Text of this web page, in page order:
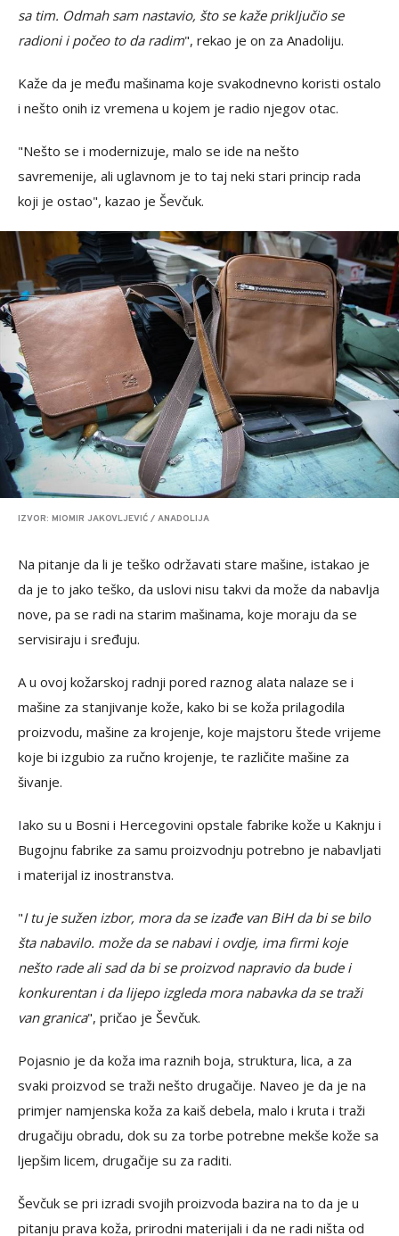
sa tim. Odmah sam nastavio, što se kaže priključio se
radioni i počeo to da radim", rekao je on za Anadoliju.
Kaže da je među mašinama koje svakodnevno koristi ostalo
i nešto onih iz vremena u kojem je radio njegov otac.
"Nešto se i modernizuje, malo se ide na nešto
savremenije, ali uglavnom je to taj neki stari princip rada
koji je ostao", kazao je Ševčuk.
IZVOR: MIOMIR JAKOVLJEVIĆ / ANADOLIJA
Na pitanje da li je teško održavati stare mašine, istakao je
da je to jako teško, da uslovi nisu takvi da može da nabavlja
nove, pa se radi na starim mašinama, koje moraju da se
servisiraju i sređuju.
A u ovoj kožarskoj radnji pored raznog alata nalaze se i
mašine za stanjivanje kože, kako bi se koža prilagodila
proizvodu, mašine za krojenje, koje majstoru štede vrijeme
koje bi izgubio za ručno krojenje, te različite mašine za
šivanje.
Iako su u Bosni i Hercegovini opstale fabrike kože u Kaknju i
Bugojnu fabrike za samu proizvodnju potrebno je nabavljati
i materijal iz inostranstva.
"I tu je sužen izbor, mora da se izađe van BiH da bi se bilo
šta nabavilo. može da se nabavi i ovdje, ima firmi koje
nešto rade ali sad da bi se proizvod napravio da bude i
konkurentan i da lijepo izgleda mora nabavka da se traži
van granica", pričao je Ševčuk.
Pojasnio je da koža ima raznih boja, struktura, lica, a za
svaki proizvod se traži nešto drugačije. Naveo je da je na
primjer namjenska koža za kaiš debela, malo i kruta i traži
drugačiju obradu, dok su za torbe potrebne mekše kože sa
ljepšim licem, drugačije su za raditi.
Ševčuk se pri izradi svojih proizvoda bazira na to da je u
pitanju prava koža, prirodni materijali i da ne radi ništa od